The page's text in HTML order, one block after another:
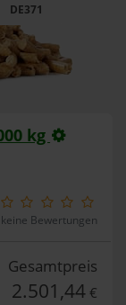
DE371
kg
Bewertungen
Gesamtpreis
2.501,44 €